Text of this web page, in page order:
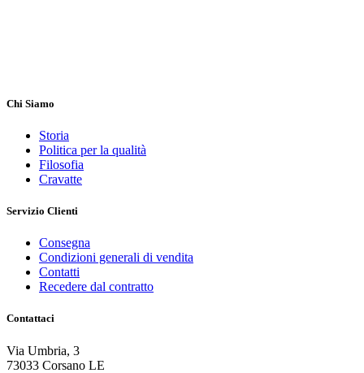
Chi Siamo
Storia
Politica per la qualità
Filosofia
Cravatte
Servizio Clienti
Consegna
Condizioni generali di vendita
Contatti
Recedere dal contratto
Contattaci
Via Umbria, 3
73033 Corsano LE